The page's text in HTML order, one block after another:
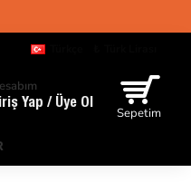
Yap / Üye Ol
Sepetim